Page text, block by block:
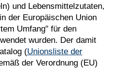
und Lebensmittelzutaten,
der Europäischen Union
Umfang" für den
wurden. Der damit
(Unionsliste der
der Verordnung (EU)